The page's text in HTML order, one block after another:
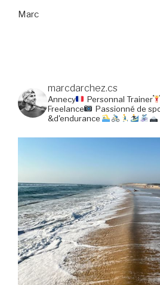
Marc
marcdarchez.cs
Annecy Personnal Trainer
Freelance
Passionné de
&d'endurance